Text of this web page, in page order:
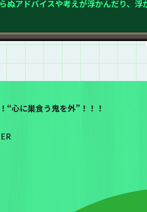
ぬアドバイスや考えが浮かんだり、浮
“心に巣食う鬼を外”！！！